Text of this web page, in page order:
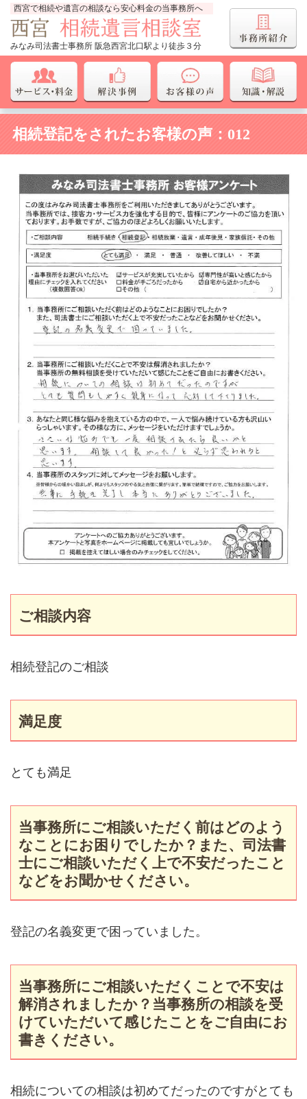
西宮で相続や遺言の相談なら安心料金の当事務所へ
みなみ司法書士事務所 阪急西宮北口駅より徒歩３分
相続登記をされたお客様の声：012
ご相談内容
相続登記のご相談
満足度
とても満足
当事務所にご相談いただく前はどのよう
なことにお困りでしたか？ また、司法書
士にご相談いただく上で不安だったこと
などをお聞かせください。
登記の名義変更で困っていました。
当事務所にご相談いただくことで不安は
解消されましたか？当事務所の相談を受
けていただいて感じたことをご自由にお
書きください。
相続についての相談は初めてだったのですがとても